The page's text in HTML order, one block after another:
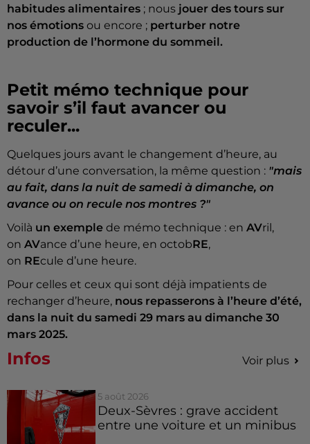
habitudes alimentaires ; nous jouer des tours sur
nos émotions ou encore ; perturber notre
production de l’hormone du sommeil.
Petit mémo technique pour
savoir s’il faut avancer ou
reculer...
Quelques jours avant le changement d’heure, au
détour d’une conversation, la même question : "mais
au fait, dans la nuit de samedi à dimanche, on
avance ou on recule nos montres ?"
Voilà un exemple de mémo technique : en AVril,
on AVance d’une heure, en octobRE,
on REcule d’une heure.
Pour celles et ceux qui sont déjà impatients de
rechanger d’heure, nous repasserons à l’heure d’été,
dans la nuit du samedi 29 mars au dimanche 30
mars 2025.
Infos Voir plus
5 août 2026
Deux-Sèvres : grave accident
entre une voiture et un minibus